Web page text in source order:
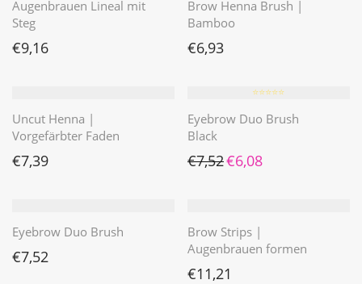
Augenbrauen Lineal mit
Steg
€9,16
Brow Henna Brush |
Bamboo
€6,93
Uncut Henna |
Vorgefärbter Faden
€7,39
⭐️⭐️⭐️⭐️⭐️
Eyebrow Duo Brush
Black
€7,52 Ursprünglicher Preis war:
€6,08
Eyebrow Duo Brush
€7,52
Brow Strips |
Augenbrauen formen
€11,21